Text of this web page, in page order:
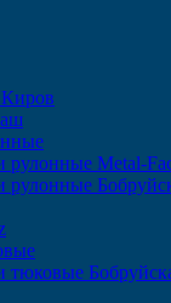
Metal-
рулонные
тюковые